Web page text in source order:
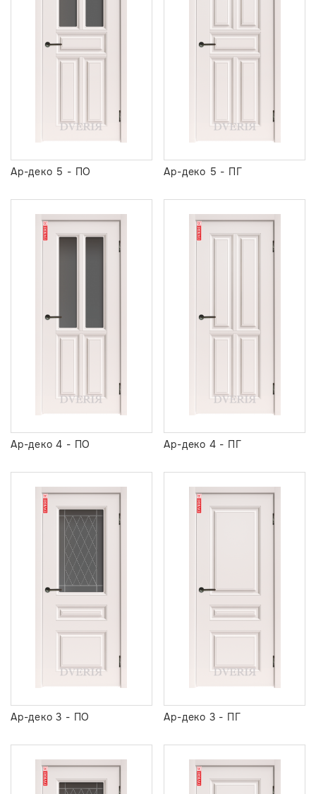
Ар-деко 5 - ПО Ар-деко 5 - ПГ
Ар-деко 4 - ПО Ар-деко 4 - ПГ
Ар-деко 3 - ПО Ар-деко 3 - ПГ